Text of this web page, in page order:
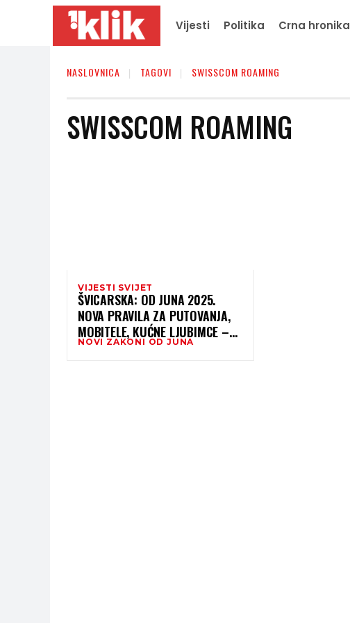
Vijesti Politika Crna hronika
NASLOVNICA TAGOVI SWISSCOM ROAMING
SWISSCOM ROAMING
VIJESTI SVIJET
ŠVICARSKA: OD JUNA 2025.
NOVA PRAVILA ZA PUTOVANJA,
MOBITELE, KUĆNE LJUBIMCE –
EVO ŠTA SE SVE MIJENJA
NOVI ZAKONI OD JUNA